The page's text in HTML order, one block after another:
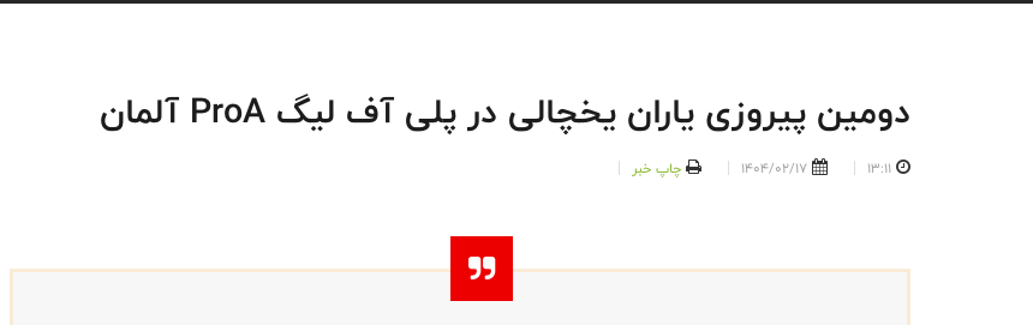
دومین پیروزی یاران یخچالی در پلی آف لیگ ProA آلمان
13:11
1404/02/17 چاپ خبر